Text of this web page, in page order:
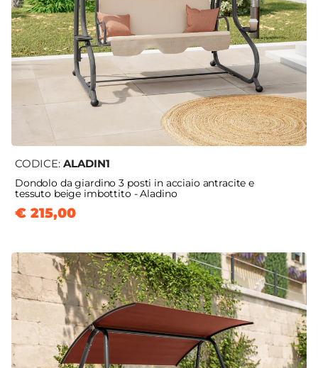
CODICE: ALADIN1
Dondolo da giardino 3 posti in acciaio antracite e
tessuto beige imbottito - Aladino
€ 215,00